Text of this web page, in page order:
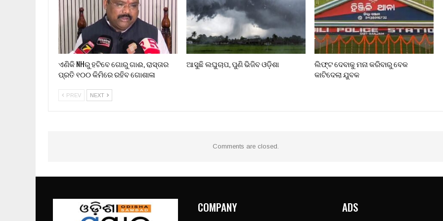
ଏଣିକି NHରୁ ହଟିବେ ଗୋରୁ ଗାଈ, ରାସ୍ତାର
ପ୍ରତି ୧୦୦ କିମିରେ ରହିବ ଗୋଶାଳା
ଆସୁଛି ଲଘୁଚାପ, ପୁଣି ଭିଜିବ ଓଡ଼ିଶା
ଲିଫ୍ଟ ଦେବାକୁ ମନା କରିବାରୁ ବେକ
କାଟିଦେଲା ଯୁବକ
PREV NEXT
Comments are closed.
COMPANY ADS